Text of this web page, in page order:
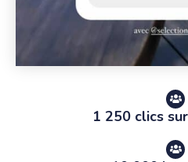
1 250 clics